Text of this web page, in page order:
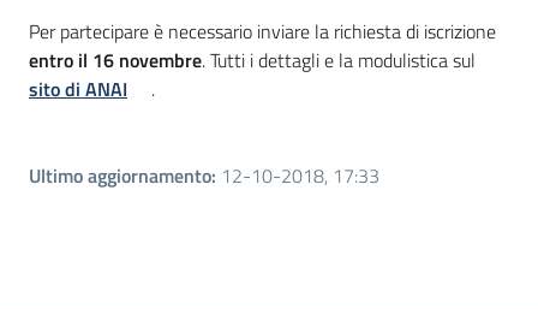
Per partecipare è necessario inviare la richiesta di iscrizione
entro il 16 novembre. Tutti i dettagli e la modulistica sul
sito di ANAI
.
Ultimo aggiornamento: 12-10-2018, 17:33